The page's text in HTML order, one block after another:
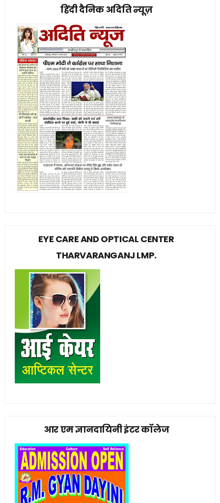
हिंदी दैनिक अदिति न्यूज़
EYE CARE AND OPTICAL CENTER
THARVARANGANJ LMP.
आर एम ज्ञानदायिनी इंटर कॉलेज